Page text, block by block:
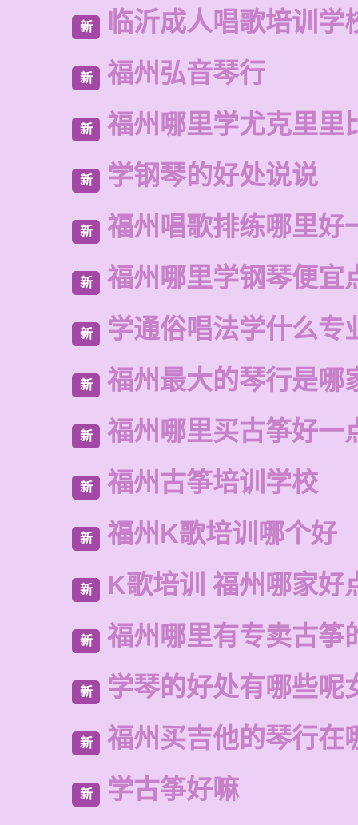
新 临沂成人唱歌培训学
新 福州弘音琴行
新 福州哪里学尤克里里
新 学钢琴的好处说说
新 福州唱歌排练哪里好
新 福州哪里学钢琴便宜
新 学通俗唱法学什么专
新 福州最大的琴行是哪
新 福州哪里买古筝好一
新 福州古筝培训学校
新 福州K歌培训哪个好
新 K歌培训 福州哪家好
新 福州哪里有专卖古筝
新 学琴的好处有哪些呢
新 福州买吉他的琴行在
新 学古筝好嘛